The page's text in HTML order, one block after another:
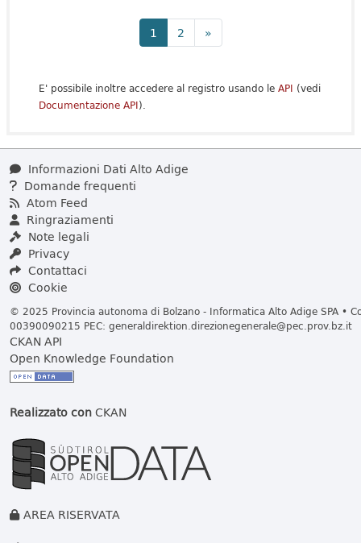
1 2 »
E' possibile inoltre accedere al registro usando le API (vedi
Documentazione API).
Informazioni Dati Alto Adige
Domande frequenti
Atom Feed
Ringraziamenti
Note legali
Privacy
Contattaci
Cookie
© 2025 Provincia autonoma di Bolzano - Informatica Alto Adige SPA •
00390090215 PEC: generaldirektion.direzionegenerale@pec.prov.bz.it
CKAN API
Open Knowledge Foundation
Realizzato conCKAN
AREA RISERVATA